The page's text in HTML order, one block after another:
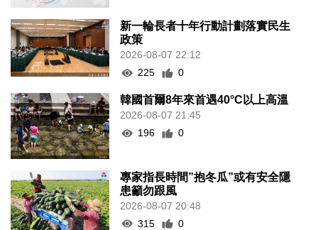
新一輪長者十年行動計劃落實民生
政策
2026-08-07 22:12
225
0
韓國首爾8年來首遇40°C以上高溫
2026-08-07 21:45
196
0
專家指長時間”抱冬瓜”或有安全隱
患籲勿跟風
2026-08-07 20:48
315
0